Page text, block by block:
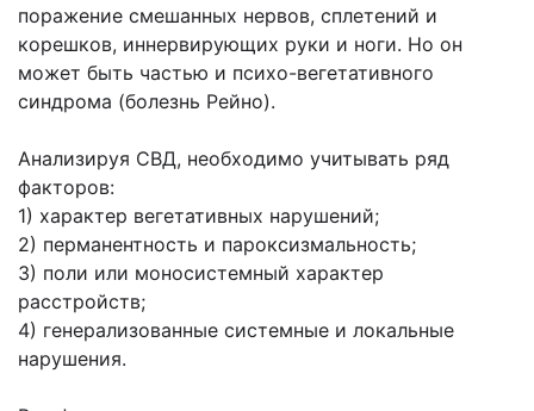
поражение смешанных нервов, сплетений и
корешков, иннервирующих руки и ноги. Но он
может быть частью и психо-вегетативного
синдрома (болезнь Рейно).
Анализируя СВД, необходимо учитывать ряд
факторов:
1) характер вегетативных нарушений;
2) перманентность и пароксизмальность;
3) поли или моносистемный характер
расстройств;
4) генерализованные системные и локальные
нарушения.